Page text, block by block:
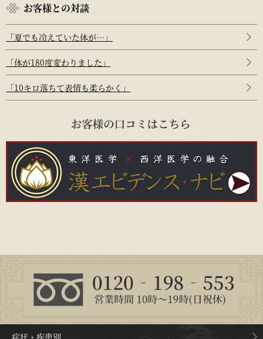
お客様との対談
「夏でも冷えていた体が…」
「体が180度変わりました」
「10キロ落ちて表情も柔らかく」
症状・疾患別